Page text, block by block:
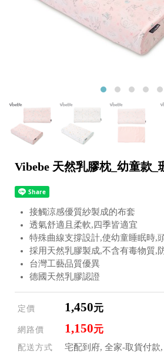
Vibebe 天然乳膠枕_幼童款_
接觸涼感優質紗製成的布套
透氣舒適且柔軟,四季皆適宜
特殊曲線支撐設計,使幼童睡眠時,
採用天然乳膠製成,不含有毒物質,
台灣工藝品質優異
德國天然乳膠認證
定價 1,450元
網路價 1,150元
配送方式 宅配到府, 全家-取貨付款